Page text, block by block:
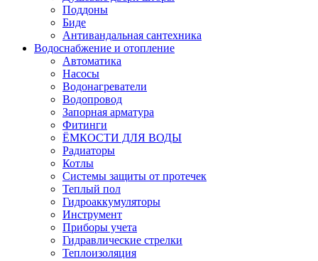
Поддоны
Биде
Антивандальная сантехника
Водоснабжение и отопление
Автоматика
Насосы
Водонагреватели
Водопровод
Запорная арматура
Фитинги
ЁМКОСТИ ДЛЯ ВОДЫ
Радиаторы
Котлы
Системы защиты от протечек
Теплый пол
Гидроаккумуляторы
Инструмент
Приборы учета
Гидравлические стрелки
Теплоизоляция